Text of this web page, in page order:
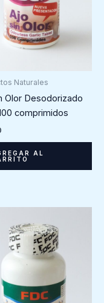
Naturales
Olor Desodorizado
comprimidos
AL